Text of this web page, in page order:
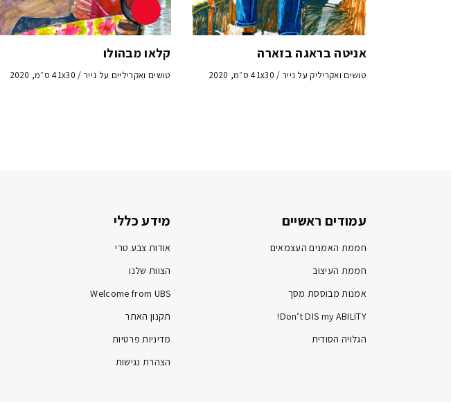
אניטה בראגה בזארה
טושים ואקריליק על נייר / 41x30 ס״מ, 2020
קלאו מבהולו
טושים ואקריליים על נייר / 41x30 ס״מ, 2020
עמודים ראשיים
חממת האמנים העצמאים
חממת העיצוב
אמנות מבוססת מסך
Don’t DIS my ABILITY!
הגלויה הסודית
מידע כללי
אודות צבע טרי
הצוות שלנו
Welcome from UBS
תקנון האתר
מדיניות פרטיות
הצהרת נגישות